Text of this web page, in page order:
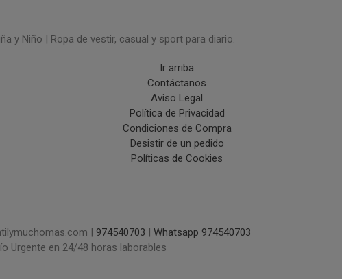
y Niño | Ropa de vestir, casual y sport para diario.
Ir arriba
Contáctanos
Aviso Legal
Política de Privacidad
Condiciones de Compra
Desistir de un pedido
Políticas de Cookies
| 974540703 | Whatsapp 974540703
Urgente en 24/48 horas laborables